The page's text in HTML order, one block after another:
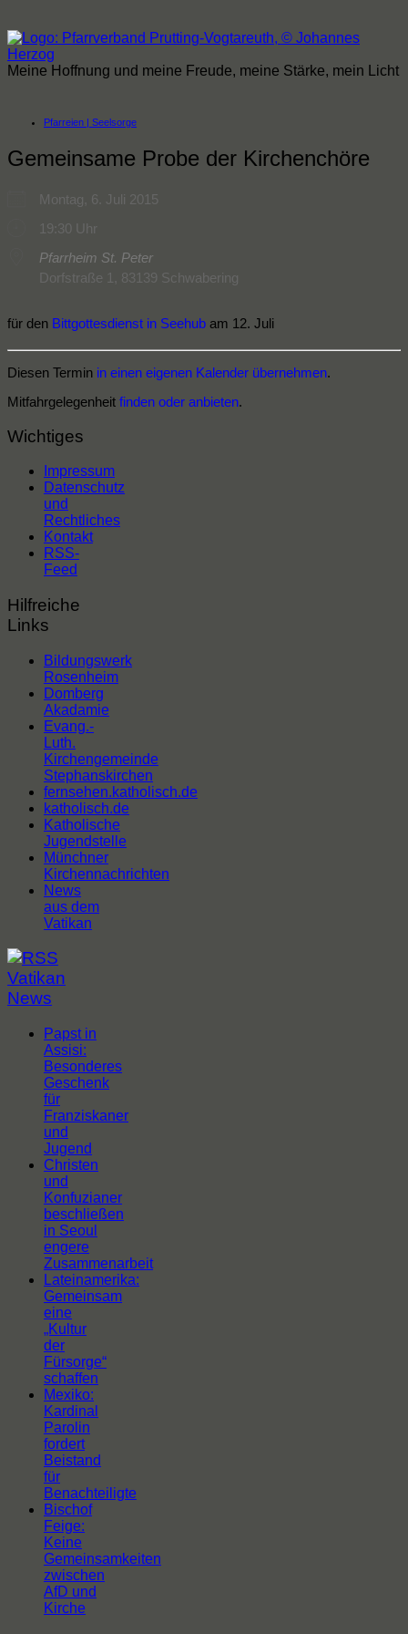
Inhalt
springen
Meine Hoffnung und meine Freude, meine Stärke, mein Licht
Pfarreien | Seelsorge
Gemeinsame Probe der Kirchenchöre
Montag, 6. Juli 2015
19:30 Uhr
Pfarrheim St. Peter
Dorfstraße 1, 83139 Schwabering
für den Bittgottesdienst in Seehub am 12. Juli
Diesen Termin in einen eigenen Kalender übernehmen.
Mitfahrgelegenheit finden oder anbieten.
Wichtiges
Impressum
Datenschutz
und
Rechtliches
Kontakt
RSS-
Feed
Hilfreiche
Links
Bildungswerk
Rosenheim
Domberg
Akadamie
Evang.-
Luth.
Kirchengemeinde
Stephanskirchen
fernsehen.katholisch.de
katholisch.de
Katholische
Jugendstelle
Münchner
Kirchennachrichten
News
aus dem
Vatikan
Vatikan
News
Papst in
Assisi:
Besonderes
Geschenk
für
Franziskaner
und
Jugend
Christen
und
Konfuzianer
beschließen
in Seoul
engere
Zusammenarbeit
Lateinamerika:
Gemeinsam
eine
„Kultur
der
Fürsorge“
schaffen
Mexiko:
Kardinal
Parolin
fordert
Beistand
für
Benachteiligte
Bischof
Feige:
Keine
Gemeinsamkeiten
zwischen
AfD und
Kirche